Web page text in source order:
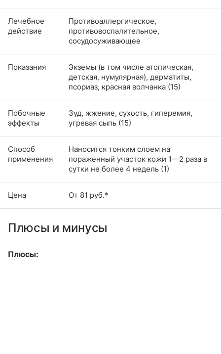
Лечебное
действие
Противоаллергическое,
противовоспалительное,
сосудосуживающее
Показания
Экземы (в том числе атопическая,
детская, нумулярная), дерматиты,
псориаз, красная волчанка (15)
Побочные
эффекты
Зуд, жжение, сухость, гиперемия,
угревая сыпь (15)
Способ
применения
Наносится тонким слоем на
пораженный участок кожи 1—2 раза в
сутки не более 4 недель (1)
Цена От 81 руб.*
Плюсы и минусы
Плюсы: